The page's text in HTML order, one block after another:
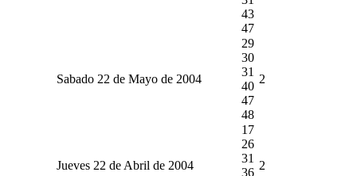
43
47
Sabado 22 de Mayo de 2004
29
30
31
40
47
48
2
Jueves 22 de Abril de 2004
17
26
31
36
2